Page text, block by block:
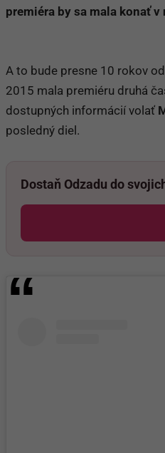
premiéra by sa mala konať
A to bude presne 10 rokov
2015 mala premiéru druhá
dostupných informácií volať
posledný diel.
Dostaň Odzadu do